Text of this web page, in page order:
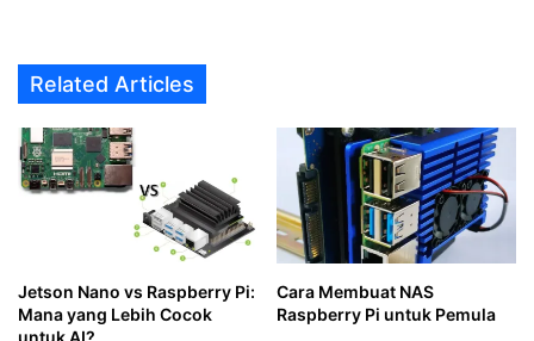
Related Articles
Jetson Nano vs Raspberry Pi:
Mana yang Lebih Cocok
untuk AI?
Cara Membuat NAS
Raspberry Pi untuk Pemula